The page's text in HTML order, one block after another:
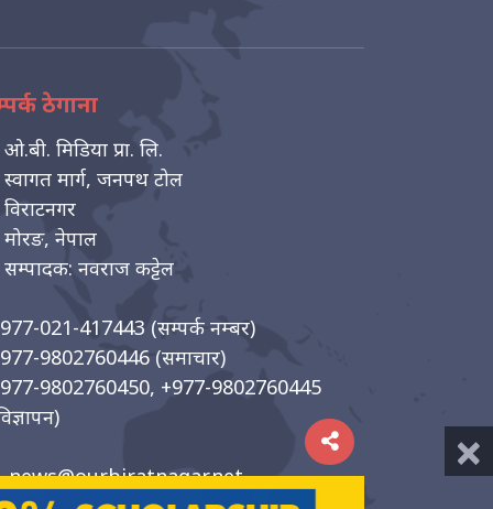
ठेगाना
ओ.बी. मिडिया प्रा. लि.
स्वागत मार्ग, जनपथ टोल
विराटनगर
मोरङ, नेपाल
सम्पादक: नवराज कट्टेल
021-417443 (सम्पर्क नम्बर)
9802760446(समाचार)
9802760450, +977-9802760445
news@ourbiratnagar.net ×